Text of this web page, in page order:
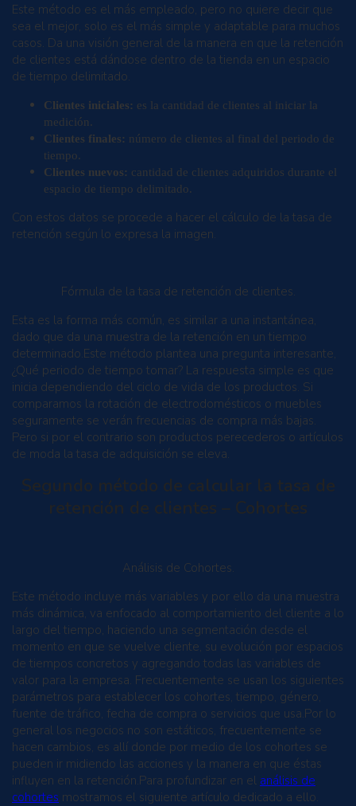
Este método es el más empleado, pero no quiere decir que
sea el mejor, solo es el más simple y adaptable para muchos
casos. Da una visión general de la manera en que la retención
de clientes está dándose dentro de la tienda en un espacio
de tiempo delimitado.
Clientes iniciales: es la cantidad de clientes al iniciar la
medición.
Clientes finales: número de clientes al final del periodo de
tiempo.
Clientes nuevos: cantidad de clientes adquiridos durante el
espacio de tiempo delimitado.
Con estos datos se procede a hacer el cálculo de la tasa de
retención según lo expresa la imagen.
Fórmula de la tasa de retención de clientes.
Esta es la forma más común, es similar a una instantánea,
dado que da una muestra de la retención en un tiempo
determinado.Este método plantea una pregunta interesante,
¿Qué periodo de tiempo tomar? La respuesta simple es que
inicia dependiendo del ciclo de vida de los productos. Si
comparamos la rotación de electrodomésticos o muebles
seguramente se verán frecuencias de compra más bajas.
Pero si por el contrario son productos perecederos o artículos
de moda la tasa de adquisición se eleva.
Segundo método de calcular la tasa de
retención de clientes – Cohortes
Análisis de Cohortes.
Este método incluye más variables y por ello da una muestra
más dinámica, va enfocado al comportamiento del cliente a lo
largo del tiempo, haciendo una segmentación desde el
momento en que se vuelve cliente, su evolución por espacios
de tiempos concretos y agregando todas las variables de
valor para la empresa. Frecuentemente se usan los siguientes
parámetros para establecer los cohortes, tiempo, género,
fuente de tráfico, fecha de compra o servicios que usa.Por lo
general los negocios no son estáticos, frecuentemente se
hacen cambios, es allí donde por medio de los cohortes se
pueden ir midiendo las acciones y la manera en que éstas
influyen en la retención.Para profundizar en el análisis de
cohortes mostramos el siguiente artículo dedicado a ello.